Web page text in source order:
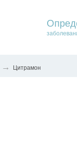
→ Цитрамон